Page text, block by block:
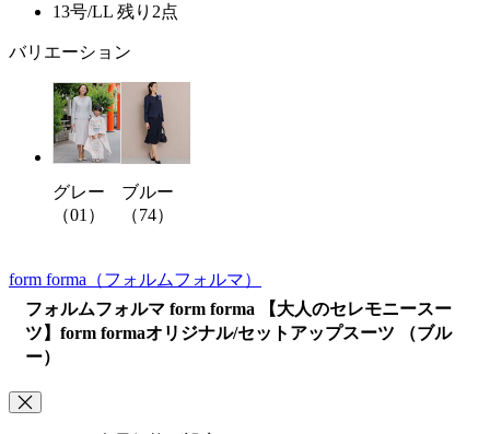
13号/LL 残り2点
バリエーション
グレー
（01）
ブルー
（74）
form forma （フォルムフォルマ）
フォルムフォルマ form forma 【大人のセレモニースー
ツ】form formaオリジナル/セットアップスーツ （ブル
ー）